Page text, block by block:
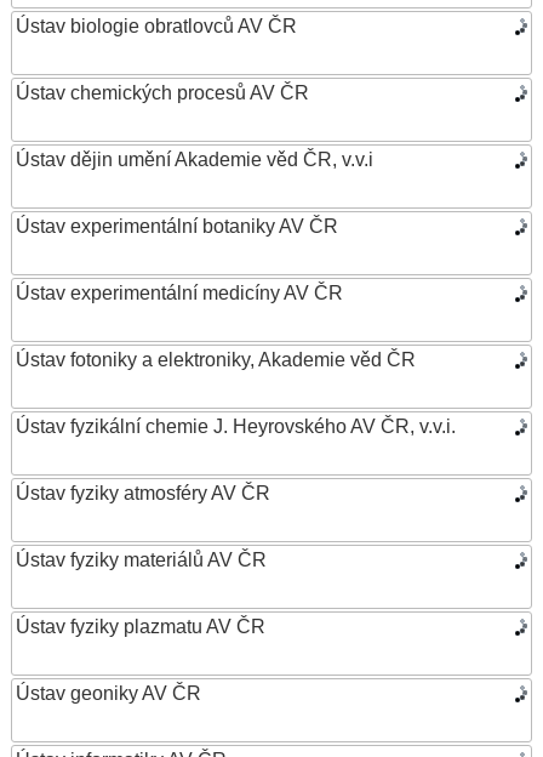
Ústav biologie obratlovců AV ČR
Ústav chemických procesů AV ČR
Ústav dějin umění Akademie věd ČR, v.v.i
Ústav experimentální botaniky AV ČR
Ústav experimentální medicíny AV ČR
Ústav fotoniky a elektroniky, Akademie věd ČR
Ústav fyzikální chemie J. Heyrovského AV ČR, v.v.i.
Ústav fyziky atmosféry AV ČR
Ústav fyziky materiálů AV ČR
Ústav fyziky plazmatu AV ČR
Ústav geoniky AV ČR